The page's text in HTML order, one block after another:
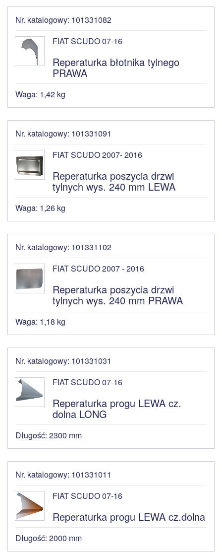
Nr. katalogowy: 101331082
FIAT SCUDO 07-16
Reperaturka błotnika tylnego
PRAWA
Waga: 1,42 kg
Nr. katalogowy: 101331091
FIAT SCUDO 2007- 2016
Reperaturka poszycia drzwi
tylnych wys. 240 mm LEWA
Waga: 1,26 kg
Nr. katalogowy: 101331102
FIAT SCUDO 2007 - 2016
Reperaturka poszycia drzwi
tylnych wys. 240 mm PRAWA
Waga: 1,18 kg
Nr. katalogowy: 101331031
FIAT SCUDO 07-16
Reperaturka progu LEWA cz.
dolna LONG
Długość: 2300 mm
Nr. katalogowy: 101331011
FIAT SCUDO 07-16
Reperaturka progu LEWA cz.dolna
Długość: 2000 mm